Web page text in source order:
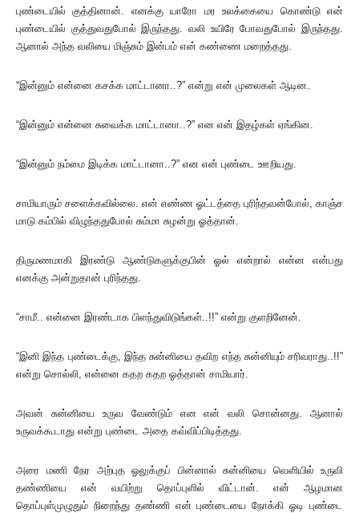
புண்டையில் குத்தினான். எனக்கு யாரோ மர உலக்கையை கொண்டு என்
புண்டையில் குத்துவதுபோல் இருந்தது. வலி உயிரே போவதுபோல் இருந்தது.
ஆனால் அந்த வலியை மிஞ்சும் இன்பம் என் கண்ணை மறைத்தது.
“இன்னும் என்னை கசக்க மாட்டானா..?” என்று என் முலைகள் ஆடின.
“இன்னும் என்னை சுவைக்க மாட்டானா..?” என என் இதழ்கள் ஏங்கின.
“இன்னும் நம்மை இடிக்க மாட்டானா..?” என என் புண்டை ஊறியது.
சாமியாரும் சளைக்கவில்லை. என் எண்ண ஓட்டத்தை புரிந்தவன்போல், காஞ்ச
மாடு கம்பில் விழுந்ததுபோல் சும்மா சுழன்று ஓத்தான்.
திருமணமாகி இரண்டு ஆண்டுகளுக்குபின் ஓல் என்றால் என்ன என்பது
எனக்கு அன்றுதான் புரிந்தது.
“சாமீ.. என்னை இரண்டாக பிளந்துவிடுங்கள்..!!” என்று குளறினேன்.
“இனி இந்த புண்டைக்கு, இந்த சுன்னியை தவிற எந்த சுன்னியும் சரிவராது..!!”
என்று சொல்லி, என்னை கதற கதற ஓத்தான் சாமியார்.
அவன் சுன்னியை உருவ வேண்டும் என என் வலி சொன்னது. ஆனால்
உருவக்கூடாது என்று புண்டை அதை கவ்விப்பிடித்தது.
அரை மணி நேர அற்புத ஓலுக்குப் பின்னால் சுன்னியை வெளியில் உருவி
தண்ணியை என் வயிற்று தொப்புளில் விட்டான். என் ஆழமான
தொப்புள்முழுதும் நிறைந்து தண்ணி என் புண்டையை நோக்கி ஓடி புண்டை